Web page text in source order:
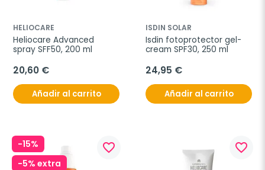
HELIOCARE
Heliocare Advanced
spray SFF50, 200 ml
20,60 €
Añadir al carrito
ISDIN SOLAR
Isdin fotoprotector gel-
cream SPF30, 250 ml
24,95 €
Añadir al carrito
-15%
-5% extra
favorite_border favorite_border